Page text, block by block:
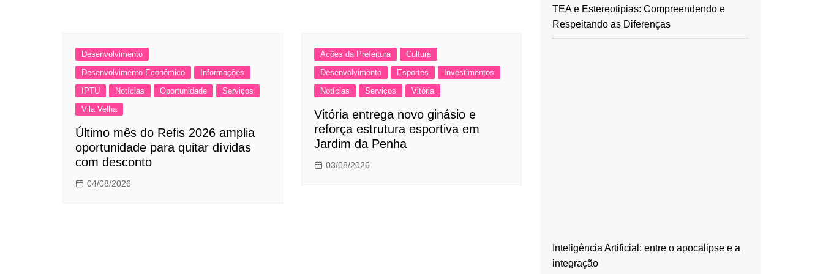
Desenvolvimento
Desenvolvimento Econômico
Informações
IPTU
Notícias Oportunidade
Serviços
Vila Velha
Último mês do Refis 2026 amplia
oportunidade para quitar dívidas
com desconto
04/08/2026
Acões da Prefeitura
Cultura
Desenvolvimento
Esportes
Investimentos
Notícias
Serviços Vitória
Vitória entrega novo ginásio e
reforça estrutura esportiva em
Jardim da Penha
03/08/2026
TEA e Estereotipias: Compreendendo e
Respeitando as Diferenças
Inteligência Artificial: entre o apocalipse e a
integração